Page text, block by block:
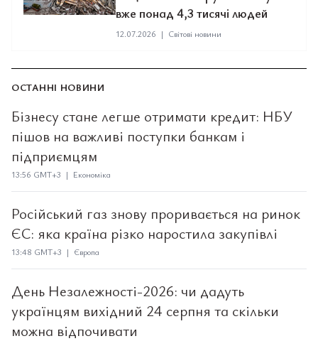
вже понад 4,3 тисячі людей
12.07.2026 | Світові новини
ОСТАННІ НОВИНИ
Бізнесу стане легше отримати кредит: НБУ
пішов на важливі поступки банкам і
підприємцям
13:56 GMT+3 | Економіка
Російський газ знову проривається на ринок
ЄС: яка країна різко наростила закупівлі
13:48 GMT+3 | Європа
День Незалежності-2026: чи дадуть
українцям вихідний 24 серпня та скільки
можна відпочивати